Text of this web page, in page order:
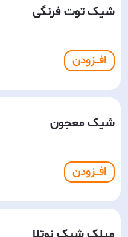
شیک توت فرنگی
افـــزودن
شیک معجون
افـــزودن